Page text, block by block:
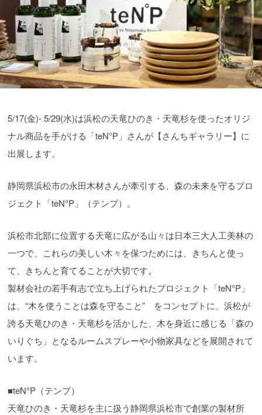
5/17(金)- 5/29(水)は浜松の天竜ひのき・天竜杉を使ったオリジ
ナル商品を手がける「teN°P」さんが【さんちギャラリー】に
出展します。
静岡県浜松市の永田木材さんが牽引する、森の未来を守るプロ
ジェクト「teN°P」（テンプ）。
浜松市北部に位置する天竜に広がる山々は日本三大人工美林の
一つで、これらの美しい木々を保つためには、きちんと使っ
て、きちんと育てることが大切です。
製材会社の若手有志で立ち上げられたプロジェクト「teN°P」
は、“木を使うことは森を守ること” をコンセプトに、浜松が
誇る天竜ひのき・天竜杉を活かした、木を身近に感じる「森の
いりぐち」となるルームスプレーや小物家具などを展開されて
います。
■teN°P（テンプ）
天竜ひのき・天竜杉を主に扱う静岡県浜松市で創業の製材所